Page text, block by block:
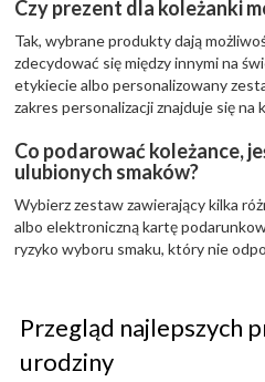
Czy prezent dla koleżanki
Tak, wybrane produkty dają
zdecydować się między innymi na
etykiecie albo personalizowany
zakres personalizacji znajduje się na
Co podarować koleżance,
ulubionych smaków?
Wybierz zestaw zawierający kilka
albo elektroniczną kartę
ryzyko wyboru smaku, który nie
Przegląd najlepszych
urodziny